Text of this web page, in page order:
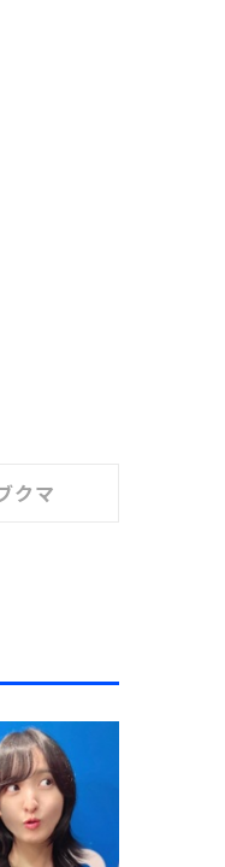
クマ